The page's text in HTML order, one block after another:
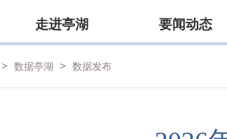
走进亭湖 要闻动态
> 数据亭湖 > 数据发布